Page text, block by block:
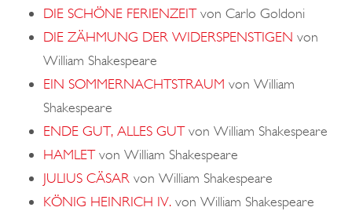
DIE SCHÖNE FERIENZEITvon Carlo Goldoni
DIE ZÄHMUNG DER WIDERSPENSTIGEN von
William Shakespeare
EIN SOMMERNACHTSTRAUM von William
Shakespeare
ENDE GUT, ALLES GUTvon William Shakespeare
HAMLETvon William Shakespeare
JULIUS CÄSAR von William Shakespeare
KÖNIG HEINRICH IV. von William Shakespeare